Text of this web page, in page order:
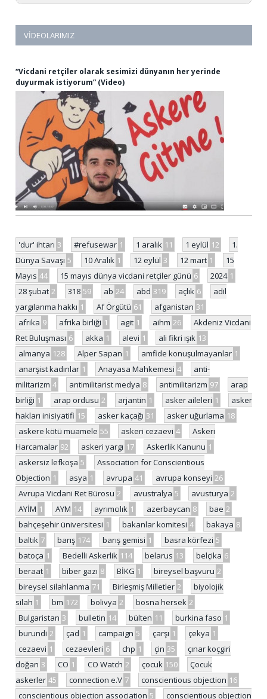
VIDEOLARIMIZ
“Vicdani retçiler olarak sesimizi dünyanın her yerinde
duyurmak istiyorum” (Video)
'dur' ihtarı 3 #refusewar 1 1 aralık 11 1 eylül 12
1.
Dünya Savaşı 5 10 Aralık 1 12 eylül 3 12 mart 1
15
Mayıs 44 15 mayıs dünya vicdani retçiler günü 6 2024 1
28 şubat 2 318 59 ab 24 abd 319 açlık 6
adil
yargılanma hakkı 1 Af Örgütü 61 afganistan 31
afrika 9 afrika birliği 1 agit 1 aihm 26
Akdeniz Vicdani
Ret Buluşması 6 akka 1 alevi 1 ali fikri ışık 13
almanya 128 Alper Sapan 1 amfide konuşulmayanlar 1
anarşist kadınlar 1 Anayasa Mahkemesi 4
anti-
militarizm 4 antimilitarist medya 8 antimilitarizm 97
arap
birliği 1 arap ordusu 2 arjantin 1 asker aileleri 1
asker
hakları inisiyatifi 15 asker kaçağı 31 asker uğurlama 18
askere kötü muamele 55 askeri cezaevi 4
Askeri
Harcamalar 92 askeri yargı 17 Askerlik Kanunu 1
askersiz lefkoşa 5
Association for Conscientious
Objection 1 asya 1 avrupa 41 avrupa konseyi 26
Avrupa Vicdani Ret Bürosu 2 avustralya 5 avusturya 2
AYİM 1 AYM 14 ayrımcılık 1 azerbaycan 8 bae 2
bahçeşehir üniversitesi 1 bakanlar komitesi 4 bakaya 8
baltık 7 barış 174 barış gemisi 1 basra körfezi 5
batoça 1 Bedelli Askerlik 114 belarus 13 belçika 6
beraat 1 biber gazı 8 BİKG 1 bireysel başvuru 2
bireysel silahlanma 71 Birleşmiş Milletler 2
biyolojik
silah 1 bm 172 bolivya 2 bosna hersek 2
Bulgaristan 3 bulletin 14 bülten 11 burkina faso 1
burundi 2 çad 1 campaign 5 çarşı 1 çekya 1
cezaevi 1 cezaevleri 6 chp 1 çin 35
çınar koçgiri
doğan 3 CO 1 CO Watch 2 çocuk 150
Çocuk
askerler 45 connection e.V 7 conscientious objection 16
conscientious objection association 5
conscientious objection